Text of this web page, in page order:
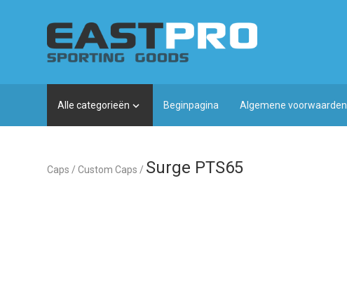
Alle categorieën  Beginpagina Algemene voorwaarden
Caps / Custom Caps / Surge PTS65